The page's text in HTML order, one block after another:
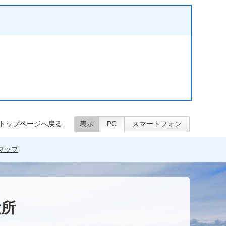
トップページへ戻る 表示 PC スマートフォン
ップ